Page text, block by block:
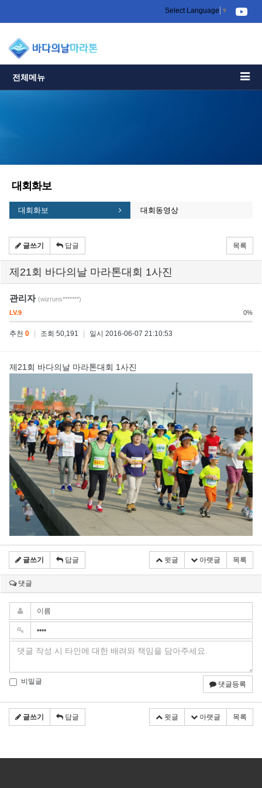
Select Language ▼
전체메뉴
대회화보
대회화보 대회동영상
글쓰기 답글 목록
제21회 바다의날 마라톤대회 1사진
관리자 (wizruns*******)
LV.9
0%
추천 0 | 조회 50,191 | 일시 2016-06-07 21:10:53
제21회 바다의날 마라톤대회 1사진
글쓰기 답글 윗글 아랫글 목록
댓글
비밀글 댓글등록
글쓰기 답글 윗글 아랫글 목록